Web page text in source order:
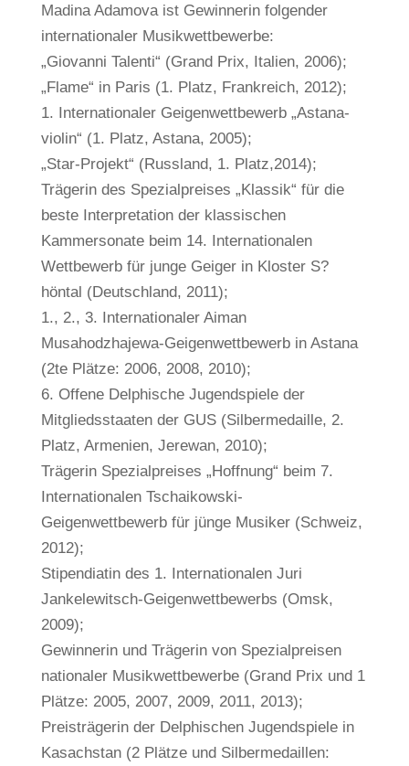
Madina Adamova ist Gewinnerin folgender
internationaler Musikwettbewerbe:
„Giovanni Talenti“ (Grand Prix, Italien, 2006);
„Flame“ in Paris (1. Platz, Frankreich, 2012);
1. Internationaler Geigenwettbewerb „Astana-
violin“ (1. Platz, Astana, 2005);
„Star-Projekt“ (Russland, 1. Platz,2014);
Trägerin des Spezialpreises „Klassik“ für die
beste Interpretation der klassischen
Kammersonate beim 14. Internationalen
Wettbewerb für junge Geiger in Kloster S?
höntal (Deutschland, 2011);
1., 2., 3. Internationaler Aiman
Musahodzhajewa-Geigenwettbewerb in Astana
(2te Plätze: 2006, 2008, 2010);
6. Offene Delphische Jugendspiele der
Mitgliedsstaaten der GUS (Silbermedaille, 2.
Platz, Armenien, Jerewan, 2010);
Trägerin Spezialpreises „Hoffnung“ beim 7.
Internationalen Tschaikowski-
Geigenwettbewerb für jünge Musiker (Schweiz,
2012);
Stipendiatin des 1. Internationalen Juri
Jankelewitsch-Geigenwettbewerbs (Omsk,
2009);
Gewinnerin und Trägerin von Spezialpreisen
nationaler Musikwettbewerbe (Grand Prix und 1
Plätze: 2005, 2007, 2009, 2011, 2013);
Preisträgerin der Delphischen Jugendspiele in
Kasachstan (2 Plätze und Silbermedaillen: